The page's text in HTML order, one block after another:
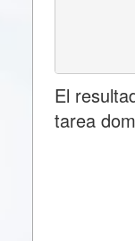
El
tarea